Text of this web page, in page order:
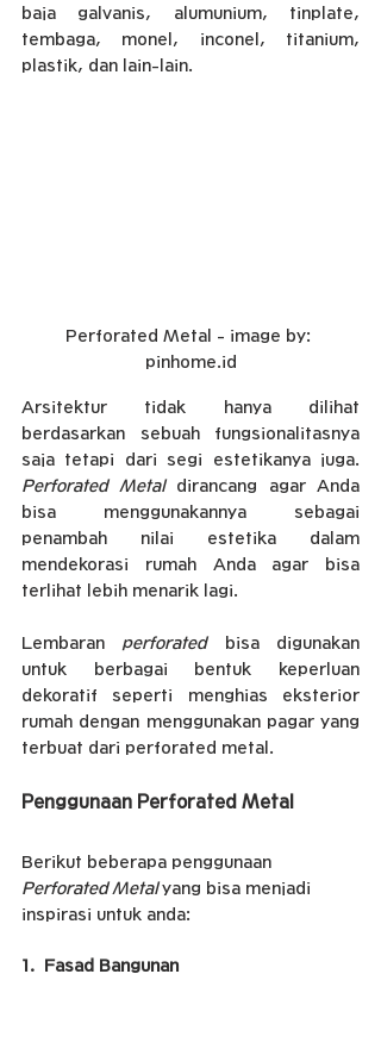
baja galvanis, alumunium, tinplate,
tembaga, monel, inconel, titanium,
plastik, dan lain-lain.
Perforated Metal - image by:
pinhome.id
Arsitektur tidak hanya dilihat
berdasarkan sebuah fungsionalitasnya
Perforated Metal dirancang agar Anda
bisa menggunakannya sebagai
penambah nilai estetika dalam
mendekorasi rumah Anda agar bisa
terlihat lebih menarik lagi.
Lembaran perforated bisa digunakan
untuk berbagai bentuk keperluan
dekoratif seperti menghias eksterior
rumah dengan menggunakan pagar yang
terbuat dari perforated metal.
Penggunaan Perforated Metal
Berikut beberapa penggunaan
Perforated Metal yang bisa menjadi
inspirasi untuk anda:
1.  Fasad Bangunan